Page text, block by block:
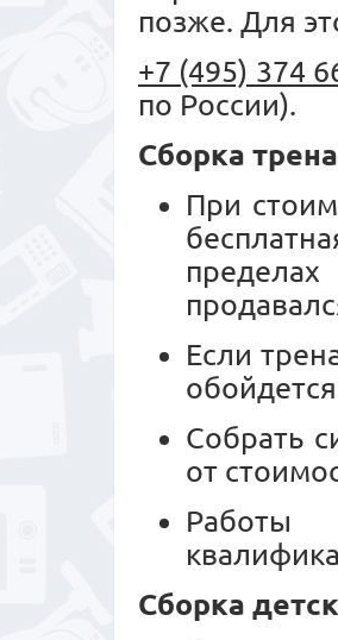
позже. Для
+7 (495) 374
по России).
Сборка
При
Если
Собрать
от
Работы
Сборка